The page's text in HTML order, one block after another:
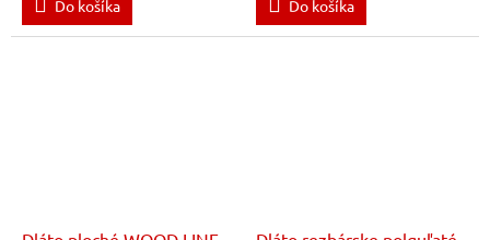
Do košíka
Do košíka